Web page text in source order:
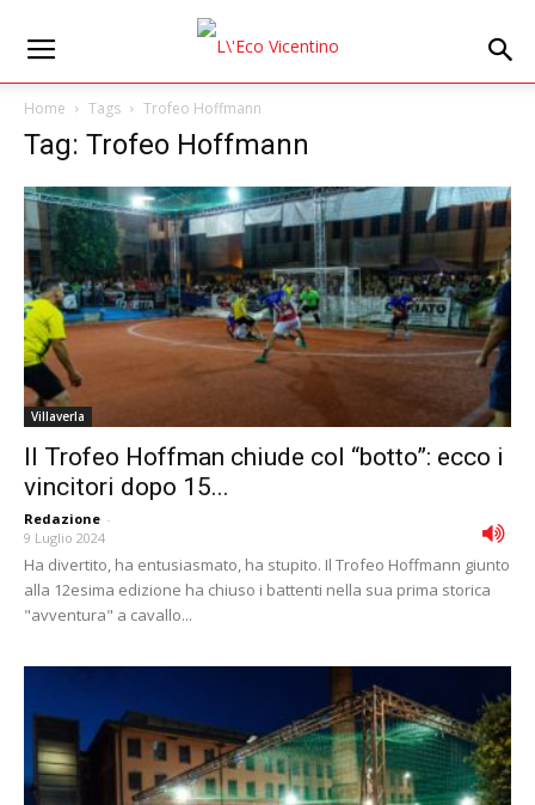
Home Tags Trofeo Hoffmann
Tag: Trofeo Hoffmann
Villaverla
Il Trofeo Hoffman chiude col “botto”: ecco i
vincitori dopo 15...
Redazione -
9 Luglio 2024
Ha divertito, ha entusiasmato, ha stupito. Il Trofeo Hoffmann giunto
alla 12esima edizione ha chiuso i battenti nella sua prima storica
"avventura" a cavallo...